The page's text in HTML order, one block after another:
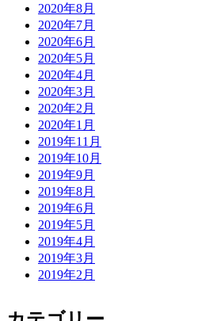
2020年8月
2020年7月
2020年6月
2020年5月
2020年4月
2020年3月
2020年2月
2020年1月
2019年11月
2019年10月
2019年9月
2019年8月
2019年6月
2019年5月
2019年4月
2019年3月
2019年2月